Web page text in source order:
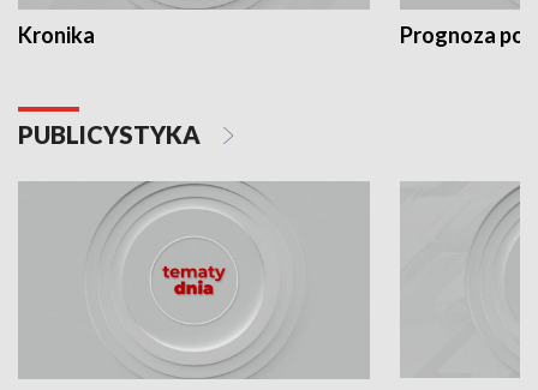
Kronika Prognoza
PUBLICYSTYKA